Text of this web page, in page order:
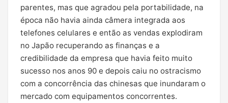
parentes, mas que agradou pela portabilidade, na
época não havia ainda câmera integrada aos
telefones celulares e então as vendas explodiram
no Japão recuperando as finanças e a
credibilidade da empresa que havia feito muito
sucesso nos anos 90 e depois caiu no ostracismo
com a concorrência das chinesas que inundaram o
mercado com equipamentos concorrentes.